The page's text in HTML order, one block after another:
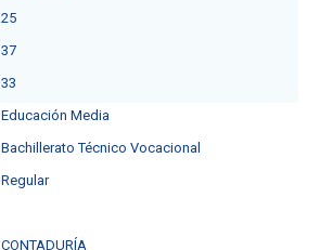
25
37
33
Educación Media
Bachillerato Técnico Vocacional
Regular
CONTADURÍA